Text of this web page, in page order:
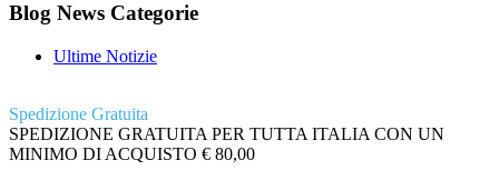
Blog News Categorie
Ultime Notizie
Spedizione Gratuita
SPEDIZIONE GRATUITA PER TUTTA ITALIA CON UN
MINIMO DI ACQUISTO € 80,00